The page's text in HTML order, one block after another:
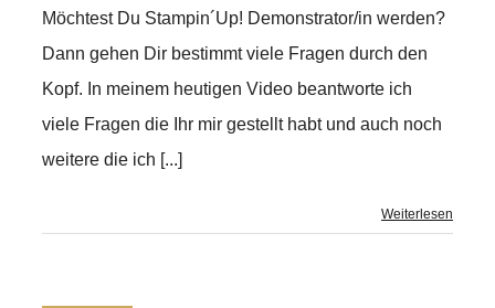
Möchtest Du Stampin´Up! Demonstrator/in werden?
Dann gehen Dir bestimmt viele Fragen durch den
Kopf. In meinem heutigen Video beantworte ich
viele Fragen die Ihr mir gestellt habt und auch noch
weitere die ich [...]
Weiterlesen